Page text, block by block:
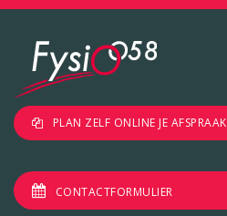
PLAN ZELF ONLINE JE AFSPRAAK
CONTACTFORMULIER